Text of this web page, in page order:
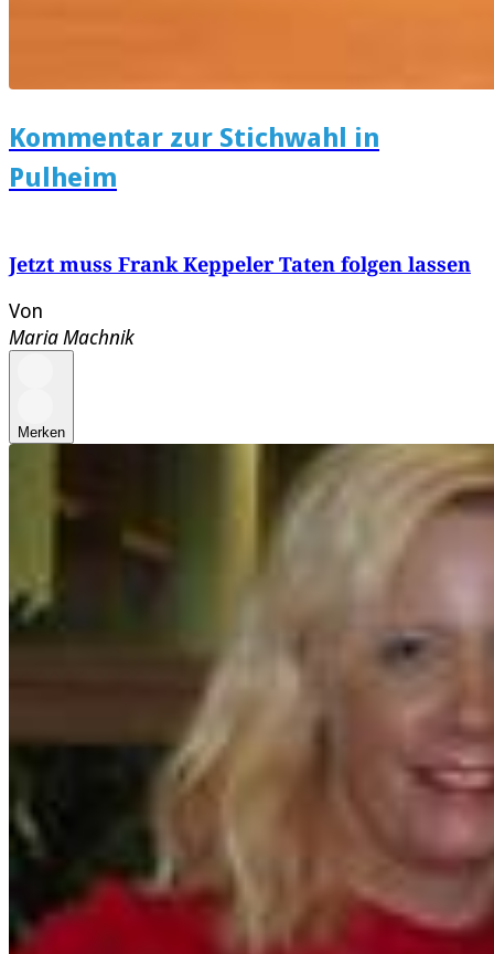
Kommentar zur Stichwahl in
Pulheim
Jetzt muss Frank Keppeler Taten folgen lassen
Von
Maria Machnik
Merken